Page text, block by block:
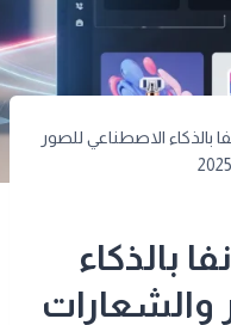
بالذكاء الاصطناعي للصور
بالذكاء
والشعارات